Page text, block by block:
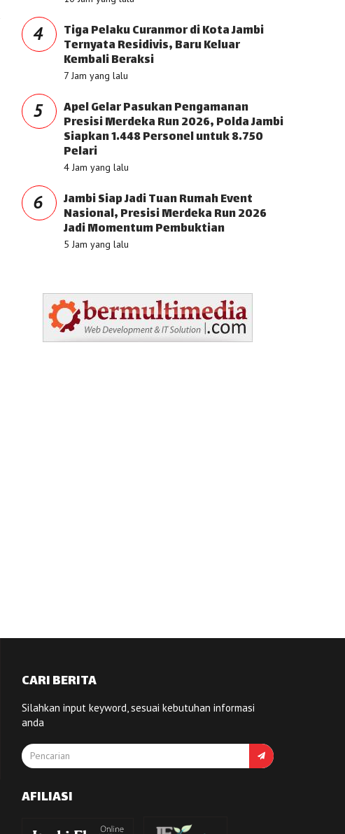
4 Tiga Pelaku Curanmor di Kota Jambi
Ternyata Residivis, Baru Keluar
Kembali Beraksi
7 Jam yang lalu
5 Apel Gelar Pasukan Pengamanan
Presisi Merdeka Run 2026, Polda Jambi
Siapkan 1.448 Personel untuk 8.750
Pelari
4 Jam yang lalu
6 Jambi Siap Jadi Tuan Rumah Event
Nasional, Presisi Merdeka Run 2026
Jadi Momentum Pembuktian
5 Jam yang lalu
CARI BERITA
Silahkan input keyword, sesuai kebutuhan informasi
anda
AFILIASI